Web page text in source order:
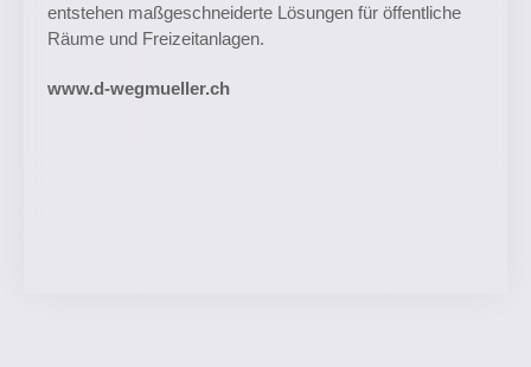
entstehen maßgeschneiderte Lösungen für öffentliche
Räume und Freizeitanlagen.
www.d-wegmueller.ch